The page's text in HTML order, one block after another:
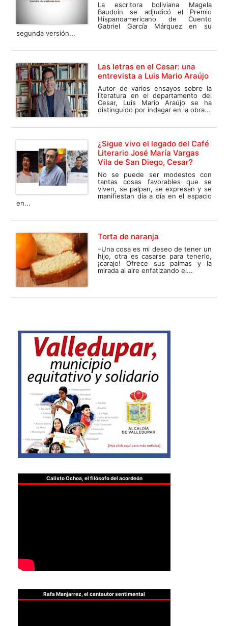
La escritora boliviana Magela
Baudoin se adjudicó el Premio
Hispanoamericano de Cuento
Gabriel García Márquez en su
segunda versión...
Las letras en el Cesar: una
entrevista a Luis Mario Araújo
Autor de varios ensayos sobre la
literatura en el departamento del
Cesar, Luis Mario Araújo se ha
distinguido por indagar en la obra...
¿Sigue vivo el legado del Café
Literario José María Vargas
Vila de San Diego, Cesar?
No se puede ser modestos con
tantas cosas favorables que se
viven, se palpan, se expresan y se
manifiestan día a día en el espacio
en...
Torta de naranja
–Una cosa es mi deseo de tener un
hijo, otra es casarse para tenerlo,
¡carajo! Ofrece sus palmas y la
mirada al aire enfatizando el...
Calixto Ochoa, el filósofo del acordeón
Rafa Manjarrez, el cantautor sentimental